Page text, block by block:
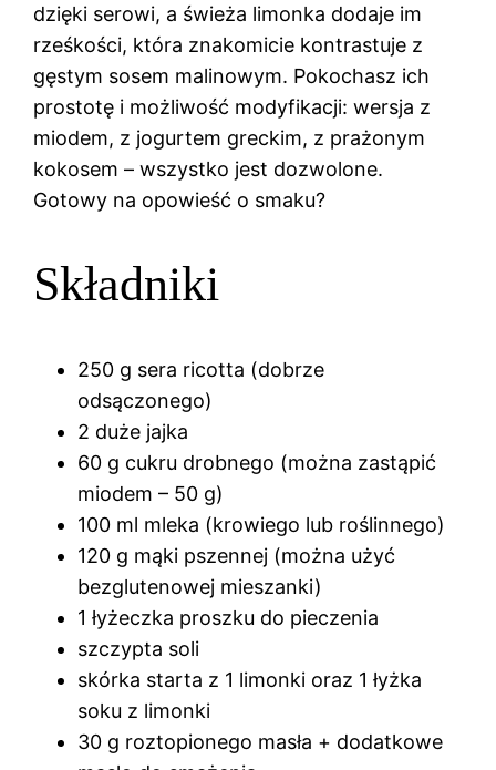
dzięki serowi, a świeża limonka dodaje im
rześkości, która znakomicie kontrastuje z
gęstym sosem malinowym. Pokochasz ich
prostotę i możliwość modyfikacji: wersja z
miodem, z jogurtem greckim, z prażonym
kokosem – wszystko jest dozwolone.
Gotowy na opowieść o smaku?
Składniki
250 g sera ricotta (dobrze
odsączonego)
2 duże jajka
60 g cukru drobnego (można zastąpić
miodem – 50 g)
100 ml mleka (krowiego lub roślinnego)
120 g mąki pszennej (można użyć
bezglutenowej mieszanki)
1 łyżeczka proszku do pieczenia
szczypta soli
skórka starta z 1 limonki oraz 1 łyżka
soku z limonki
30 g roztopionego masła + dodatkowe